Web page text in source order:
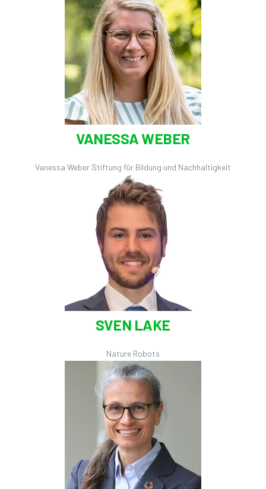
VANESSA WEBER
Vanessa Weber Stiftung für Bildung und Nachhaltigkeit
SVEN LAKE
Nature Robots